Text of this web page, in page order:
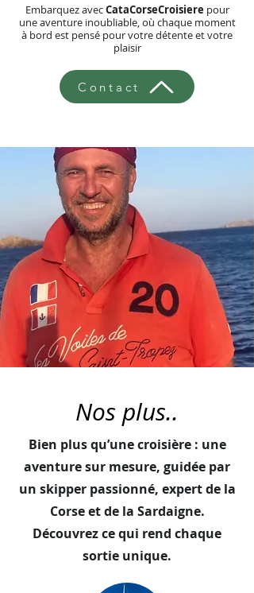
Embarquez avecCataCorseCroisiere pour
une aventure inoubliable, où chaque moment
à bord est pensé pour votre détente et votre
plaisir
Contact
Nos plus..
Bien plus qu’une croisière : une
aventure sur mesure, guidée par
un skipper passionné, expert de la
Corse et de la Sardaigne.
Découvrez ce qui rend chaque
sortie unique.